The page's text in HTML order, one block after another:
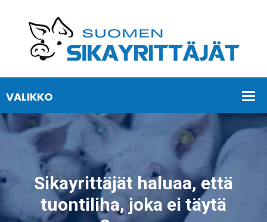
Sikayrittäjät haluaa, että
tuontiliha, joka ei täytä